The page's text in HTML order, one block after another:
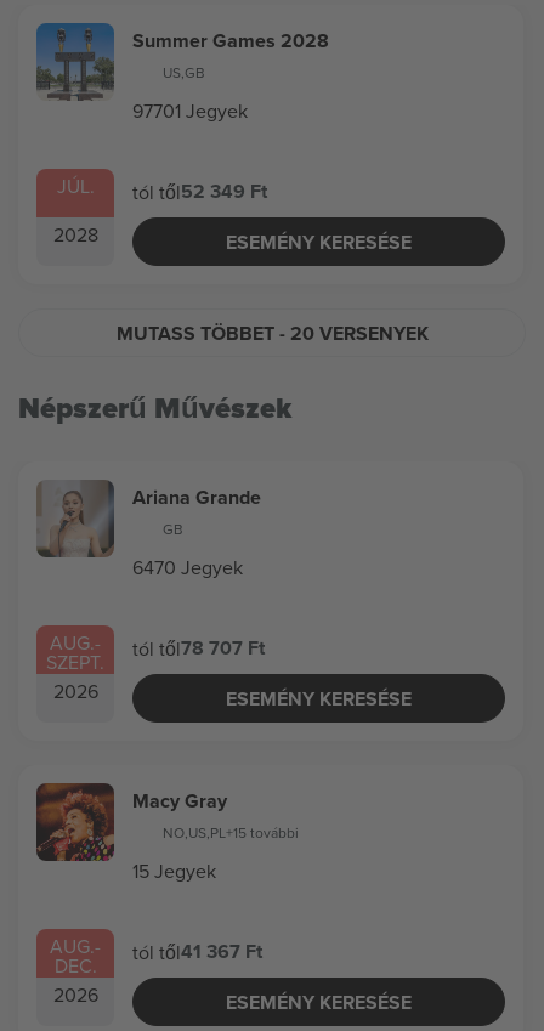
JÚL.
2028
Summer Games 2028
US,GB
97701 Jegyek
tól től52 349 Ft
ESEMÉNY KERESÉSE
MUTASS TÖBBET- 20 VERSENYEK
Népszerű Művészek
AUG.-
SZEPT.
2026
Ariana Grande
GB
6470 Jegyek
tól től78 707 Ft
ESEMÉNY KERESÉSE
AUG.-
DEC.
2026
Macy Gray
NO,US,PL+15 további
15 Jegyek
tól től41 367 Ft
ESEMÉNY KERESÉSE